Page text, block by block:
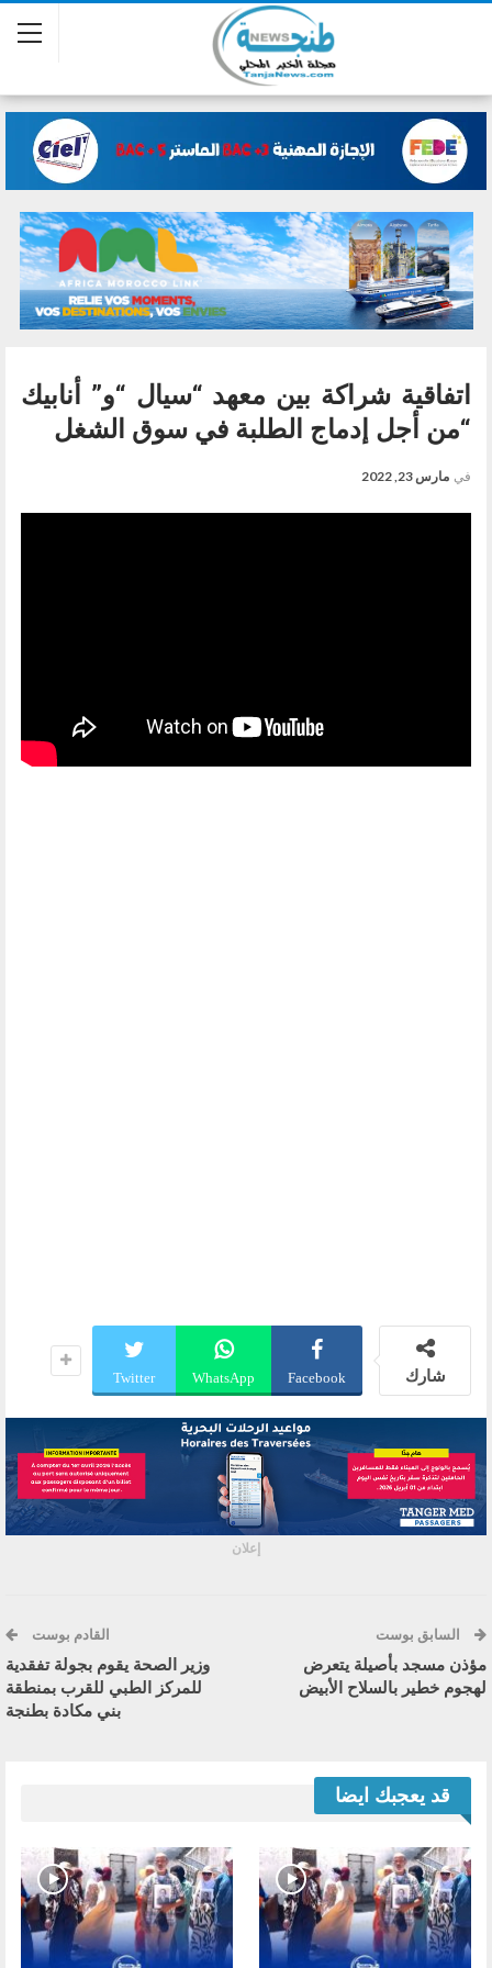
اتفاقية شراكة بين معهد “سيال “و” أنابيك
“من أجل إدماج الطلبة في سوق الشغل
في مارس 23, 2022
شارك Facebook
WhatsApp
Twitter
إعلان
السابق بوست
مؤذن مسجد بأصيلة يتعرض
لهجوم خطير بالسلاح الأبيض
القادم بوست
وزير الصحة يقوم بجولة تفقدية
للمركز الطبي للقرب بمنطقة
بني مكادة بطنجة
قد يعجبك ايضا